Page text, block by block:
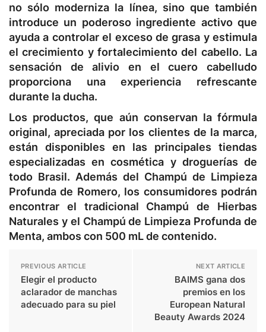
no sólo moderniza la línea, sino que también
introduce un poderoso ingrediente activo que
ayuda a controlar el exceso de grasa y estimula
el crecimiento y fortalecimiento del cabello. La
sensación de alivio en el cuero cabelludo
proporciona una experiencia refrescante
durante la ducha.
Los productos, que aún conservan la fórmula
original, apreciada por los clientes de la marca,
están disponibles en las principales tiendas
especializadas en cosmética y droguerías de
todo Brasil. Además del Champú de Limpieza
Profunda de Romero, los consumidores podrán
encontrar el tradicional Champú de Hierbas
Naturales y el Champú de Limpieza Profunda de
Menta, ambos con 500 mL de contenido.
PREVIOUS ARTICLE
Elegir el producto
aclarador de manchas
adecuado para su piel
NEXT ARTICLE
BAIMS gana dos
premios en los
European Natural
Beauty Awards 2024